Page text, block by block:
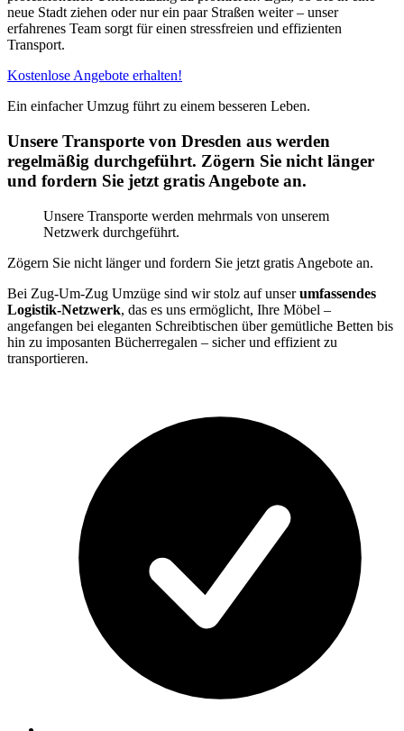
neue Stadt ziehen oder nur ein paar Straßen weiter – unser
erfahrenes Team sorgt für einen stressfreien und effizienten
Transport.
Kostenlose Angebote erhalten!
Ein einfacher Umzug führt zu einem besseren Leben.
Unsere Transporte von Dresden aus werden
regelmäßig durchgeführt. Zögern Sie nicht länger
und fordern Sie jetzt gratis Angebote an.
Unsere Transporte werden mehrmals von unserem
Netzwerk durchgeführt.
Zögern Sie nicht länger und fordern Sie jetzt gratis Angebote an.
Bei Zug-Um-Zug Umzüge sind wir stolz auf unserumfassendes
Logistik-Netzwerk, das es uns ermöglicht, Ihre Möbel –
angefangen bei eleganten Schreibtischen über gemütliche Betten bis
hin zu imposanten Bücherregalen – sicher und effizient zu
transportieren.